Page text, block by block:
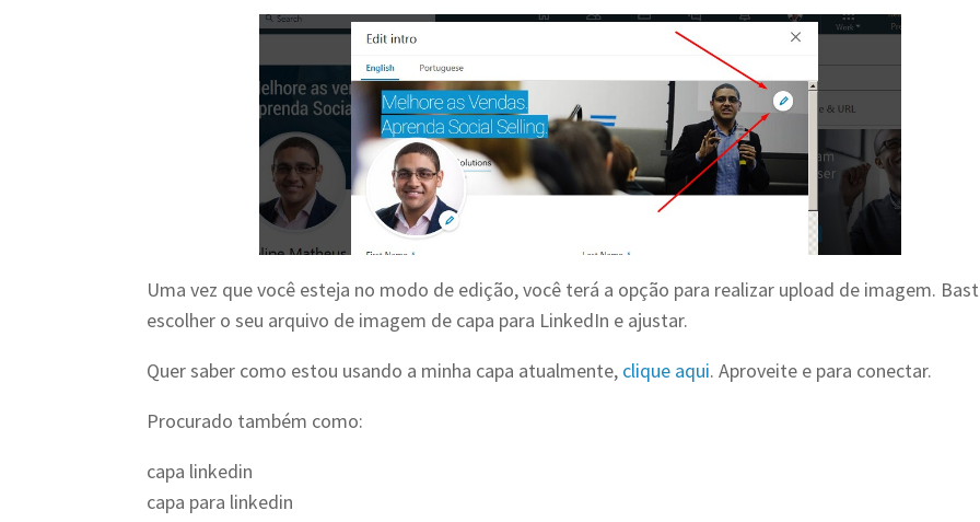
Uma vez que você esteja no modo de edição, você terá a opção para realizar upload de imagem.
escolher o seu arquivo de imagem de capa para LinkedIn e ajustar.
Quer saber como estou usando a minha capa atualmente, clique aqui. Aproveite e para conectar.
Procurado também como:
capa linkedin
capa para linkedin